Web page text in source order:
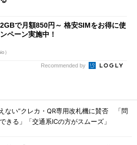
で月額850円～ 格安SIMをお得に使
ペーン実施中！
）
Recommended by
ない”クレカ・QR専用改札機に賛否 「問
きる」「交通系ICの方がスムーズ」